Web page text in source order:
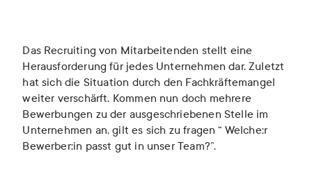
Das Recruiting von Mitarbeitenden stellt eine
Herausforderung für jedes Unternehmen dar. Zuletzt
hat sich die Situation durch den Fachkräftemangel
weiter verschärft. Kommen nun doch mehrere
Bewerbungen zu der ausgeschriebenen Stelle im
Unternehmen an, gilt es sich zu fragen “ Welche:r
Bewerber:in passt gut in unser Team?”.